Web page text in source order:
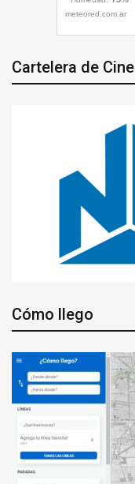
Cartelera de Cine
Cómo llego